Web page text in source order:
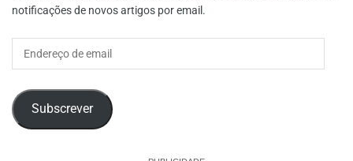
notificações de novos artigos por email.
Subscrever